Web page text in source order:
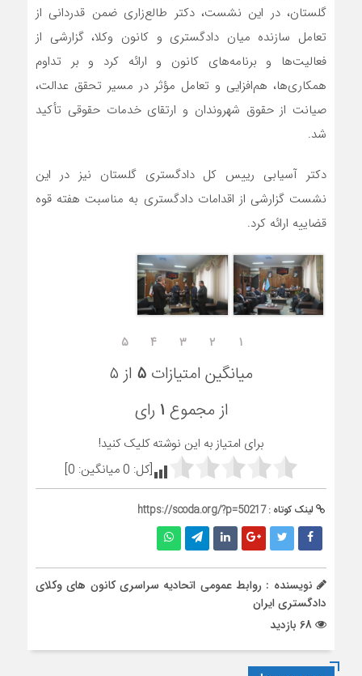
گلستان، در این نشست، دکتر طالع‌زاری ضمن قدردانی از
تعامل سازنده میان دادگستری و کانون وکلا، گزارشی از
فعالیت‌ها و برنامه‌های کانون و ارائه کرد و بر تداوم
همکاری‌ها، هم‌افزایی و تعامل مؤثر در مسیر تحقق عدالت،
صیانت از حقوق شهروندان و ارتقای خدمات حقوقی تأکید
شد.
دکتر آسیابی رییس کل دادگستری گلستان نیز در این
نشست گزارشی از اقدامات دادگستری به مناسبت هفته قوه
قضاییه ارائه کرد.
۱ ۲ ۳ ۴ ۵
میانگین امتیازات ۵ از ۵
از مجموع ۱ رای
برای امتیاز به این نوشته کلیک کنید!
[کل: 0میانگین: 0
]
لینک کوتاه :https://scoda.org/?p=50217
نویسنده : روابط عمومی اتحادیه سراسری کانون های وکلای
دادگستری ایران